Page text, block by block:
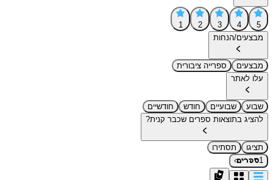
5
4
3
2
1
מבצעים/הנחות
מבצעים
ספרייה ציבורית
עלו לאתר
שבוע שבועיים חודש
חודשיים
להציג בתוצאות ספרים שכבר קנית?
תציגו
תסתירו
1ספרים›